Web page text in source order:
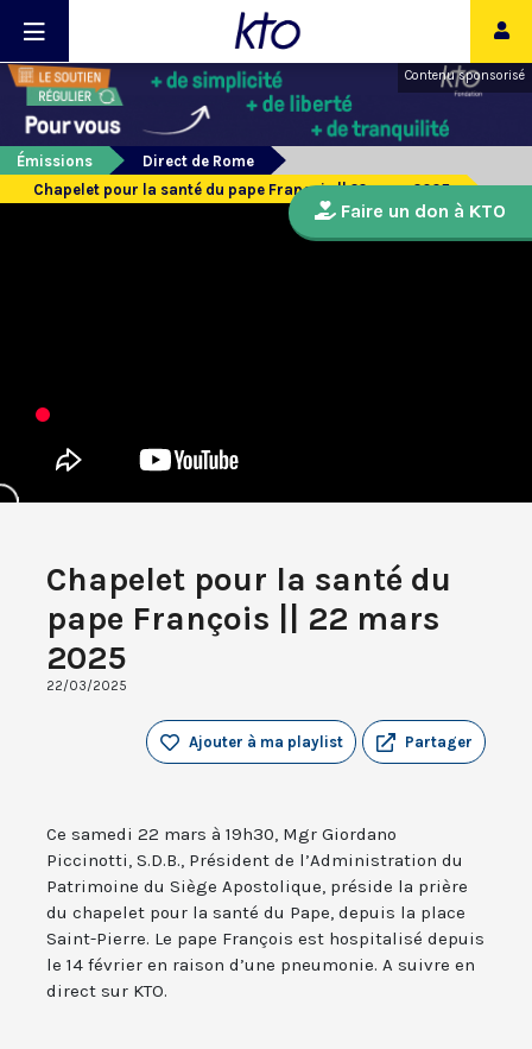
Contenu sponsorisé
Émissions
Direct de Rome
Chapelet pour la santé du pape François || 22 mars 2025
Chapelet pour la santé du
pape François || 22 mars
2025
22/03/2025
Partager
Ajouter à ma playlist
Ce samedi 22 mars à 19h30, Mgr Giordano
Piccinotti, S.D.B., Président de l’Administration du
Patrimoine du Siège Apostolique, préside la prière
du chapelet pour la santé du Pape, depuis la place
Saint-Pierre. Le pape François est hospitalisé depuis
le 14 février en raison d’une pneumonie. A suivre en
direct sur KTO.
Faire un don à KTO